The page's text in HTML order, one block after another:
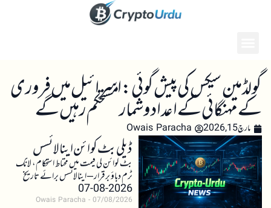
گولڈمین سیکس کی پیش گوئی: اسرائیل میں فروری
کے مہنگائی کے اعداد و شمار مستحکم رہیں گے
مارچ 15, 2026 Owais Paracha
ڈیلی بٹ کوائن اینالائسس
بٹ کوائن کی قیمت میں محتاط استحکام، لانگ
ٹرم دباؤ برقرار – اینالائسس برائے تاریخ
2026-08-07
Owais Paracha 07/08/2026